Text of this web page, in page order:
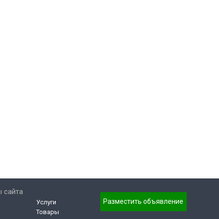
сайта
Услуги
Товары
Разместить объявление